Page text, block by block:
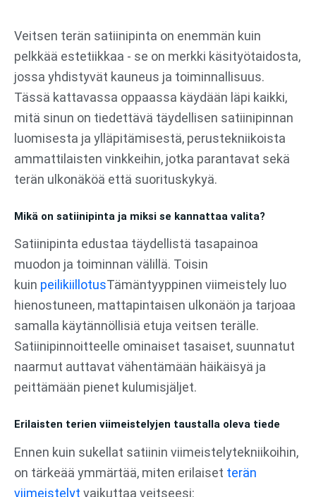
sisältöön
Veitsen terän satiinipinta on enemmän kuin
pelkkää estetiikkaa - se on merkki käsityötaidosta,
jossa yhdistyvät kauneus ja toiminnallisuus.
Tässä kattavassa oppaassa käydään läpi kaikki,
mitä sinun on tiedettävä täydellisen satiinipinnan
luomisesta ja ylläpitämisestä, perustekniikoista
ammattilaisten vinkkeihin, jotka parantavat sekä
terän ulkonäköä että suorituskykyä.
Mikä on satiinipinta ja miksi se kannattaa valita?
Satiinipinta edustaa täydellistä tasapainoa
muodon ja toiminnan välillä. Toisin
kuin peilikiillotusTämäntyyppinen viimeistely luo
hienostuneen, mattapintaisen ulkonäön ja tarjoaa
samalla käytännöllisiä etuja veitsen terälle.
Satiinipinnoitteelle ominaiset tasaiset, suunnatut
naarmut auttavat vähentämään häikäisyä ja
peittämään pienet kulumisjäljet.
Erilaisten terien viimeistelyjen taustalla oleva tiede
Ennen kuin sukellat satiinin viimeistelytekniikoihin,
on tärkeää ymmärtää, miten erilaiset terän
viimeistelyt vaikuttaa veitseesi: